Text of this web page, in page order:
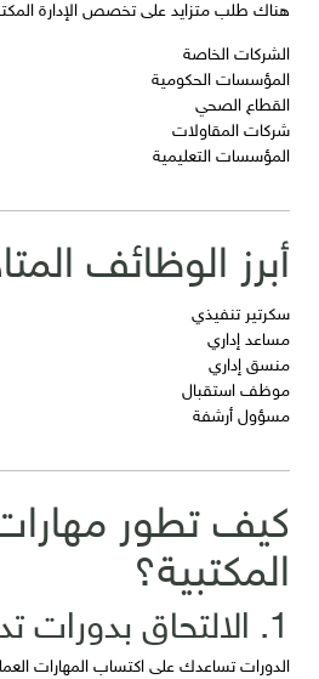
هناك طلب متزايد على تخصص الإدارة
الشركات الخاصة
المؤسسات الحكومية
القطاع الصحي
شركات المقاولات
المؤسسات التعليمية
أبرز الوظائف
سكرتير تنفيذي
مساعد إداري
منسق إداري
موظف استقبال
مسؤول أرشفة
كيف تطور مهارات
المكتبية؟
1. الالتحاق بدورات تدريبية
الدورات تساعدك على اكتساب المهارات